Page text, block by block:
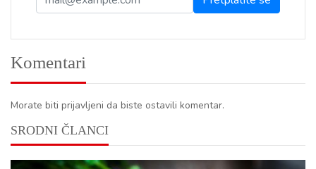
Komentari
Morate biti prijavljeni da biste ostavili komentar.
SRODNI ČLANCI